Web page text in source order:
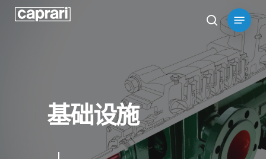
Skip
search
Menu
基础设施